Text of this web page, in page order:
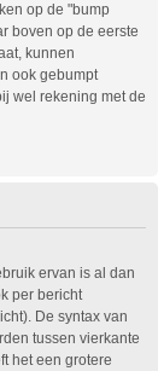
op de "bump
boven op de eerste
kunnen
ook gebumpt
wel rekening met de
ervan is al dan
per bericht
De syntax van
tussen vierkante
het een grotere